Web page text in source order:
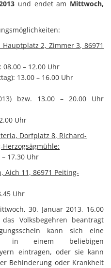
und endet am Mittwoch,
2, Zimmer 3, 86971
– 12.00 Uhr
13.00 – 16.00 Uhr
bzw. 13.00 – 20.00 Uhr
Uhr
Dorfplatz 8, Richard-
17.30 Uhr
11, 86971 Peiting-
Uhr
30. Januar 2013, 16.00
Volksbegehren beantragt
kann sich eine
in einem beliebigen
eintragen, oder sie kann
Behinderung oder Krankheit